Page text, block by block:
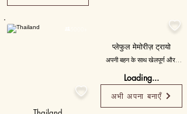


प्लेफुल मेमोरीज़ ट्रायो
अपनी बहन के साथ खेलपूर्ण और
छवियाँ चुनें, जिनमें साझा की गई खुशी
और हँसी को याद करने वाले संदेश
हों।
Loading...
अभी अपना बनाएँ